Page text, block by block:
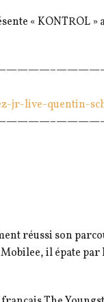
« KONTROL »
jr-live-quentin-
réussi son
il épate par